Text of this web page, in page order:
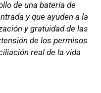
de una batería de
y que ayuden a la
y gratuidad de las
de los permisos
real de la vida